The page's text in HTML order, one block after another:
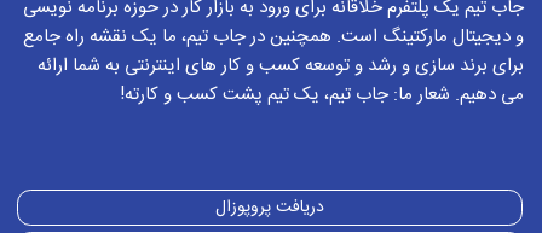
جاب تیم یک پلتفرم خلاقانه برای ورود به بازار کار در حوزه برنامه نویسی
و دیجیتال مارکتینگ است. همچنین در جاب تیم، ما یک نقشه راه جامع
برای برند سازی و رشد و توسعه کسب و کار های اینترنتی به شما ارائه
می دهیم. شعار ما: جاب تیم، یک تیم پشت کسب و کارته!
دریافت پروپوزال